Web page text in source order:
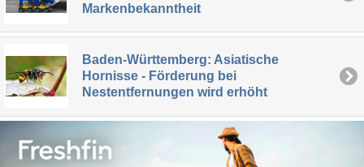
Markenbekanntheit
Baden-Württemberg: Asiatische
Hornisse - Förderung bei
Nestentfernungen wird erhöht